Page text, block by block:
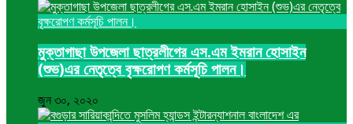
মুক্তাগাছা উপজেলা ছাত্রলীগের এস.এম ইমরান হোসাইন
(শুভ)এর নেতৃত্বে বৃক্ষরোপণ কর্মসূচি পালন।
জুন ৩০, ২০২০